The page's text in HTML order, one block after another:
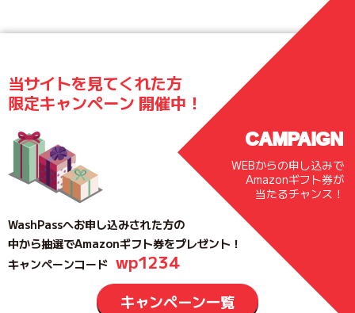
CAMPAIGN
WEBからの申し込みで
Amazonギフト券が
当たるチャンス！
当サイトを見てくれた方
限定キャンペーン 開催中！
WashPassへお申し込みされた方の
中から抽選でAmazonギフト券をプレゼント！
キャンペーンコード wp1234
キャンペーン一覧